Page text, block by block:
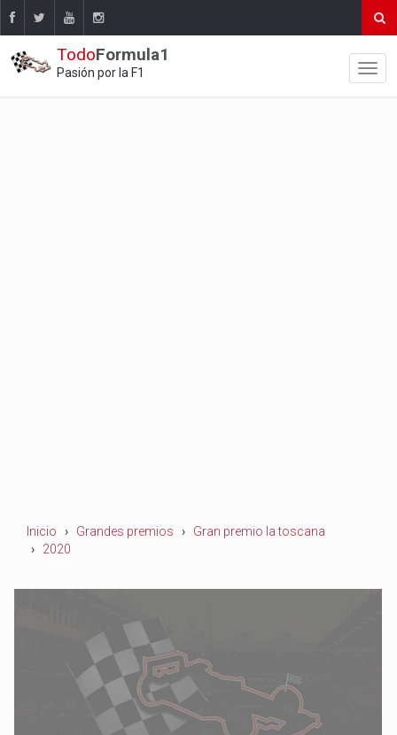
TodoFormula1
Pasión por la F1
Inicio Grandes premios
Gran premio la toscana
2020